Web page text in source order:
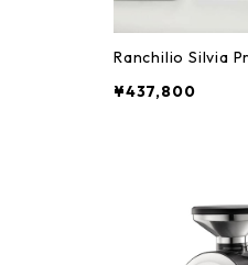
Ranchilio Silvia
¥437,800